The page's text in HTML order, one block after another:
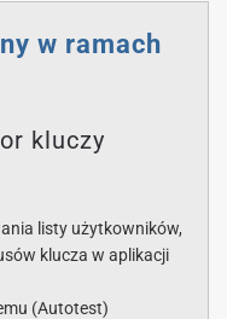
w ramach
kluczy
listy użytkowników,
klucza w aplikacji
(Autotest)